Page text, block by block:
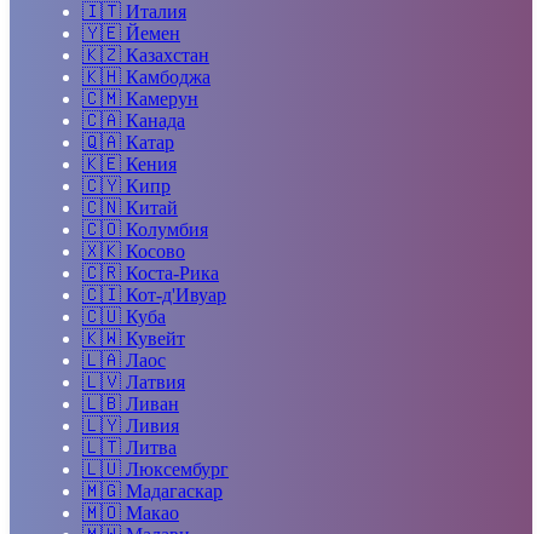
🇮🇹 Италия
🇾🇪 Йемен
🇰🇿 Казахстан
🇰🇭 Камбоджа
🇨🇲 Камерун
🇨🇦 Канада
🇶🇦 Катар
🇰🇪 Кения
🇨🇾 Кипр
🇨🇳 Китай
🇨🇴 Колумбия
🇽🇰 Косово
🇨🇷 Коста-Рика
🇨🇮 Кот-д'Ивуар
🇨🇺 Куба
🇰🇼 Кувейт
🇱🇦 Лаос
🇱🇻 Латвия
🇱🇧 Ливан
🇱🇾 Ливия
🇱🇹 Литва
🇱🇺 Люксембург
🇲🇬 Мадагаскар
🇲🇴 Макао